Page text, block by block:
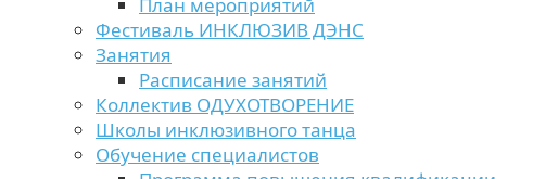
План мероприятий
Фестиваль ИНКЛЮЗИВ ДЭНС
Занятия
Расписание занятий
Коллектив ОДУХОТВОРЕНИЕ
Школы инклюзивного танца
Обучение специалистов